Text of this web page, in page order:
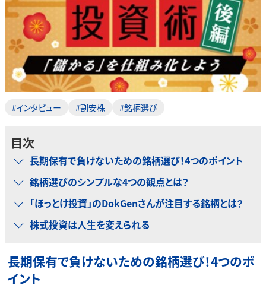
#インタビュー #割安株 #銘柄選び
目次
長期保有で負けないための銘柄選び！4つのポイント
銘柄選びのシンプルな4つの観点とは？
「ほっとけ投資」のDokGenさんが注目する銘柄とは？
株式投資は人生を変えられる
長期保有で負けないための銘柄選び！4つのポ
イント